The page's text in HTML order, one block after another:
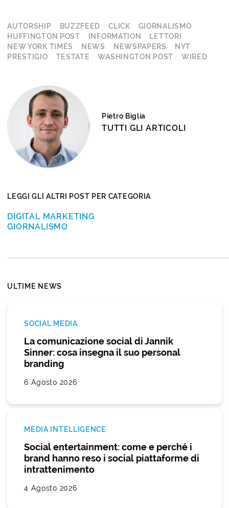
AUTORSHIP BUZZFEED CLICK
GIORNALISMO
HUFFINGTON POST
INFORMATION
LETTORI
NEW YORK TIMES
NEWS NEWSPAPERS
NYT
PRESTIGIO
TESTATE WASHINGTON POST WIRED
Pietro Biglia
TUTTI GLI ARTICOLI
LEGGI GLI ALTRI POST PER CATEGORIA
DIGITAL MARKETING
GIORNALISMO
ULTIME NEWS
SOCIAL MEDIA
La comunicazione social di Jannik
Sinner: cosa insegna il suo personal
branding
6 Agosto 2026
MEDIA INTELLIGENCE
Social entertainment: come e perché i
brand hanno reso i social piattaforme di
intrattenimento
4 Agosto 2026